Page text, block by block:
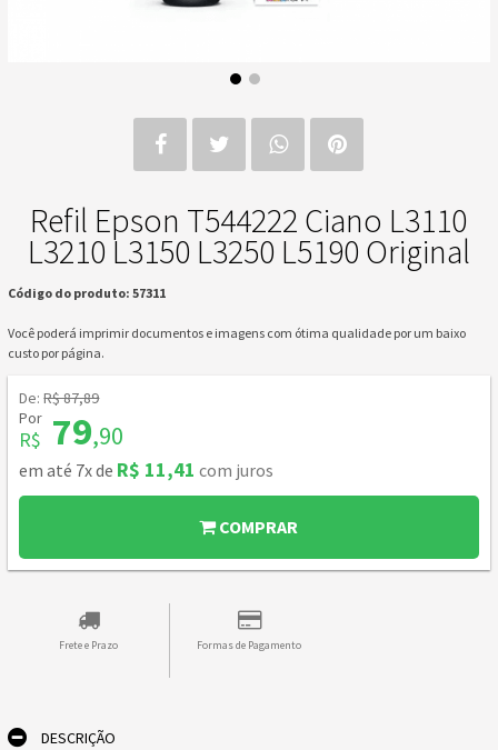
Refil Epson T544222 Ciano L3110
L3210 L3150 L3250 L5190 Original
Código do produto: 57311
Você poderá imprimir documentos e imagens com ótima qualidade por um baixo
custo por página.
De:R$ 87,89
Por
R$ 79,90
em até 7x de R$ 11,41 com juros
COMPRAR
Frete e Prazo Formas de Pagamento
DESCRIÇÃO